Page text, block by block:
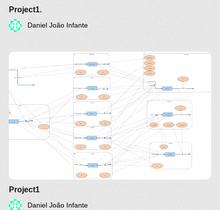
Project1.
Daniel João Infante
Project1
Daniel João Infante